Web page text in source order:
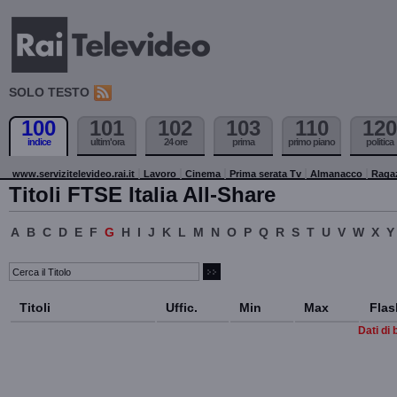
SOLO TESTO
100
indice
101
ultim'ora
102
24 ore
103
prima
110
primo piano
120
politica
www.servizitelevideo.rai.it Lavoro Cinema Prima serata Tv Almanacco
Titoli FTSE Italia All-Share
A B C D E F G H I J K L M N O P Q R S T U V W X Y
Titoli Uffic. Min Max
Dati di